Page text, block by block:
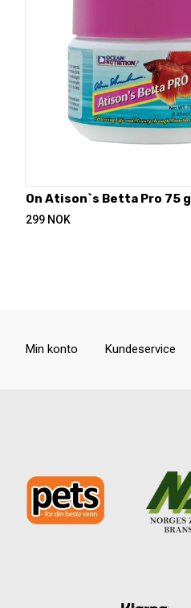
On Atison`s Betta Pro 75 g
299 NOK
Min konto Kundeservice